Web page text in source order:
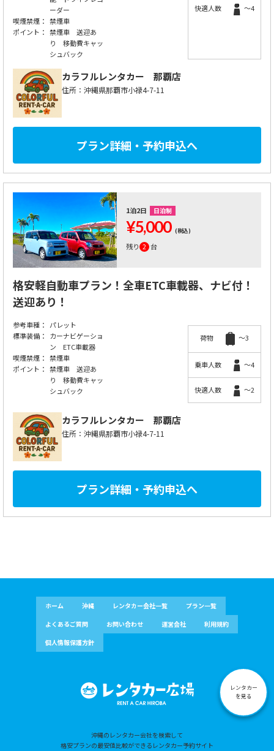
ーダー
喫煙禁煙： 禁煙車
ポイント： 禁煙車 送迎あ
り 移動費キャッ
シュバック
快適人数 ～4
カラフルレンタカー 那覇店
住所：沖縄県那覇市小禄4-7-11
プラン詳細・予約申込へ
1泊2日 日泊制
¥5,000 (税込)
残り 2 台
格安軽自動車プラン！全車ETC車載器、ナビ付！
送迎あり！
参考車種： パレット
標準装備：
カーナビゲーショ
ン ETC車載器
喫煙禁煙： 禁煙車
ポイント： 禁煙車 送迎あ
り 移動費キャッ
シュバック
荷物 ～3
乗車人数 ～4
快適人数 ～2
カラフルレンタカー 那覇店
住所：沖縄県那覇市小禄4-7-11
プラン詳細・予約申込へ
ホーム 沖縄 レンタカー会社一覧
プラン一覧
よくあるご質問
お問い合わせ 運営会社
利用規約
個人情報保護方針
沖縄のレンタカー会社を検索して
格安プランの最安値比較ができるレンタカー予約サイト
レンタカー
を見る